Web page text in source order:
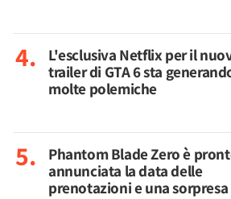
L'esclusiva Netflix per il
trailer di GTA 6 sta
molte polemiche
Phantom Blade Zero è
annunciata la data delle
prenotazioni e una sorpresa